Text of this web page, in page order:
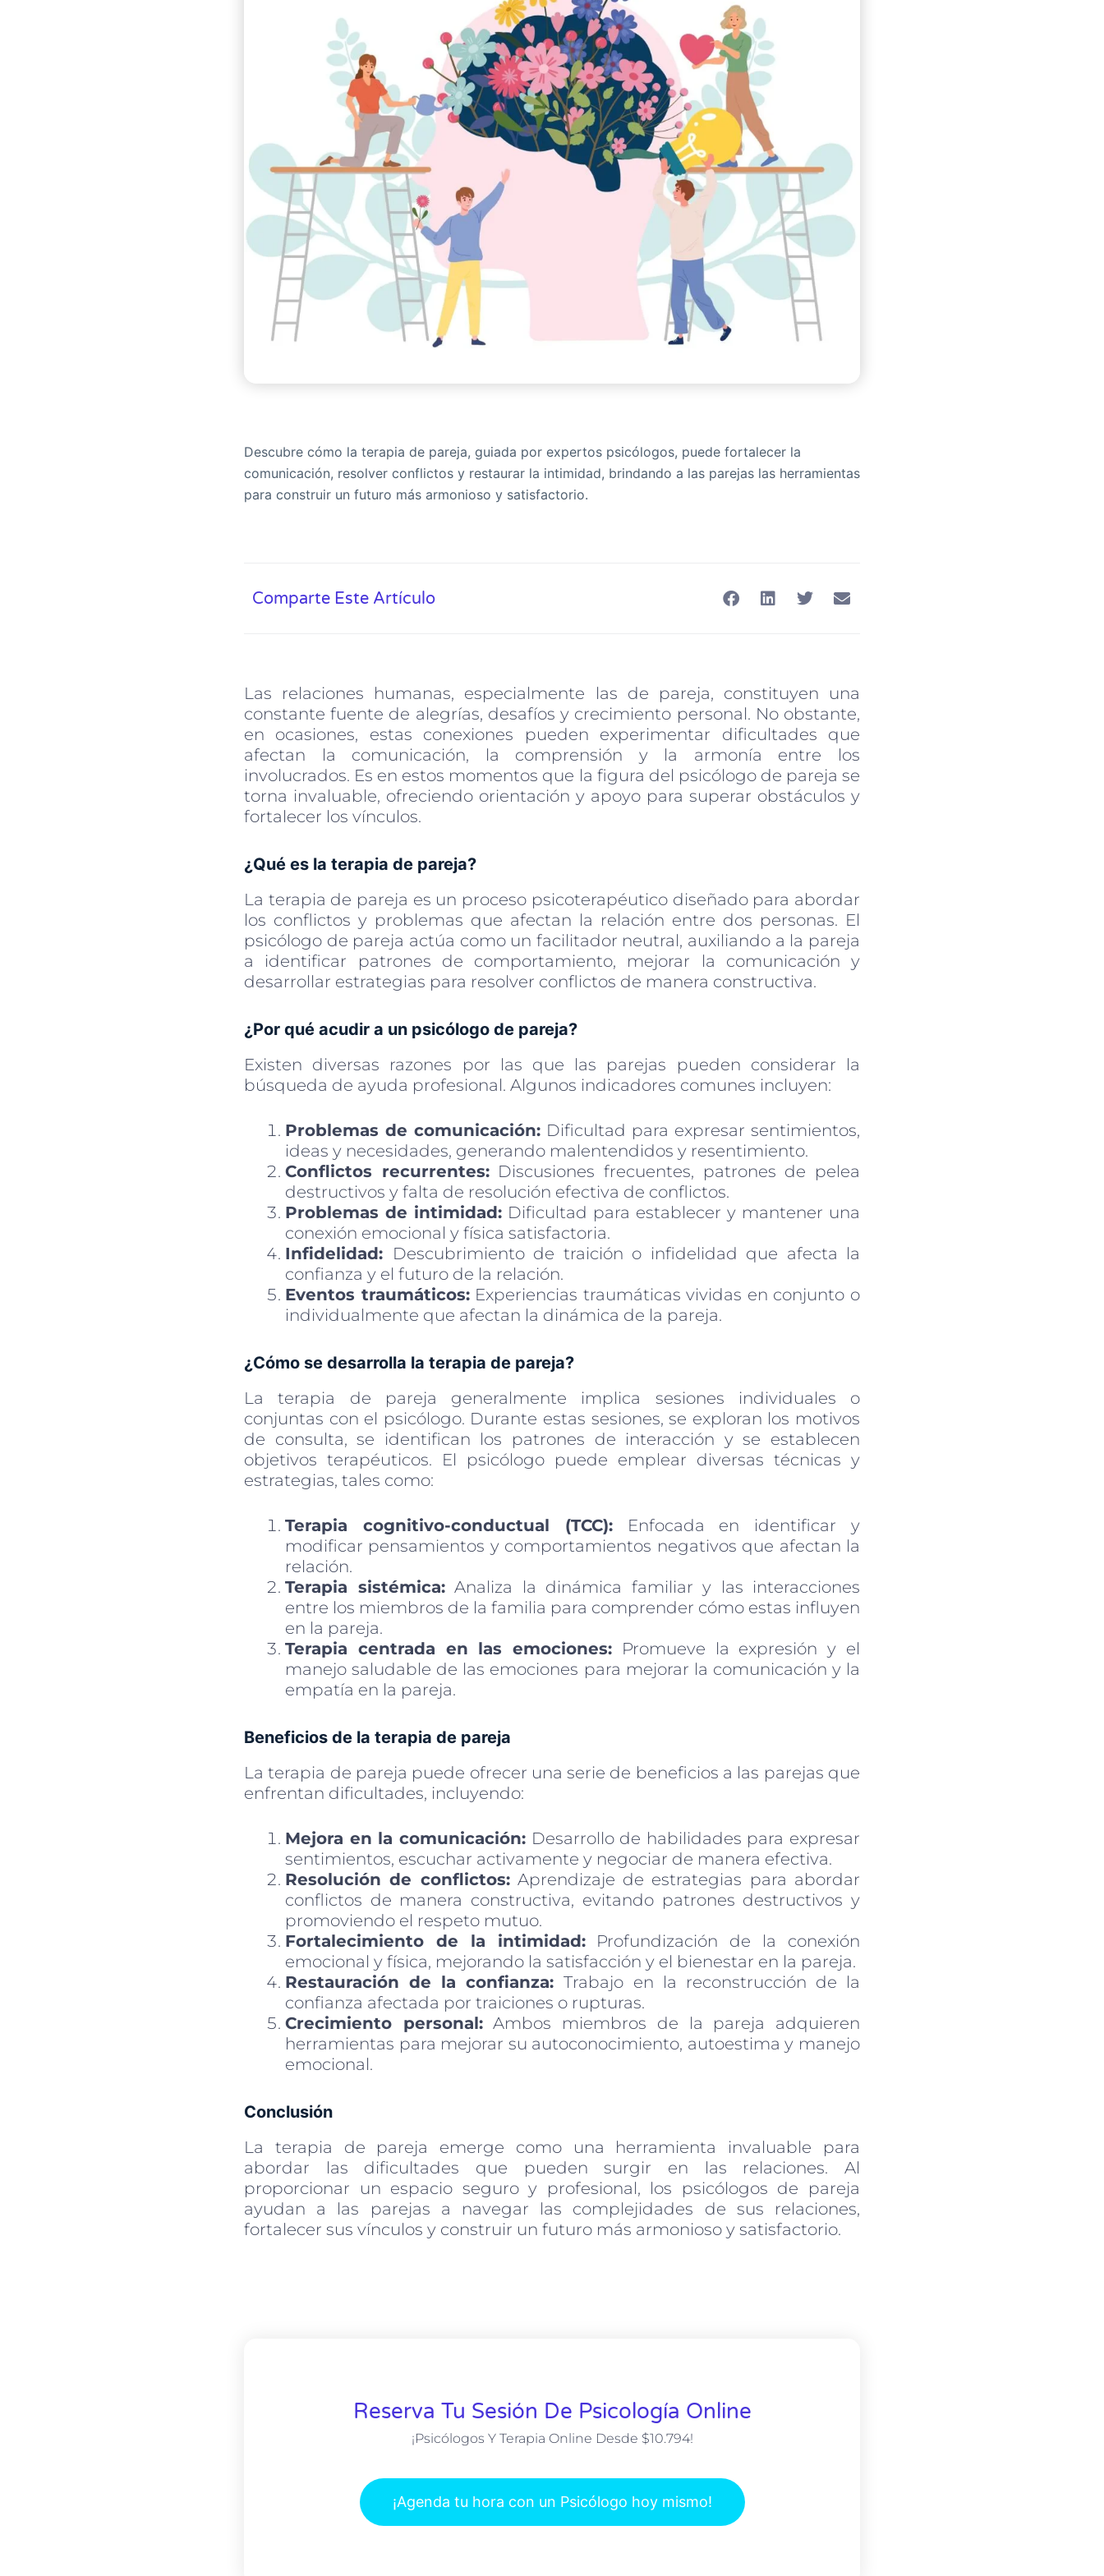
Descubre cómo la terapia de pareja, guiada por expertos psicólogos, puede fortalecer la
comunicación, resolver conflictos y restaurar la intimidad, brindando a las parejas las herramientas
para construir un futuro más armonioso y satisfactorio.
Comparte Este Artículo
Las relaciones humanas, especialmente las de pareja, constituyen una
constante fuente de alegrías, desafíos y crecimiento personal. No obstante,
en ocasiones, estas conexiones pueden experimentar dificultades que
afectan la comunicación, la comprensión y la armonía entre los
involucrados. Es en estos momentos que la figura del psicólogo de pareja se
torna invaluable, ofreciendo orientación y apoyo para superar obstáculos y
fortalecer los vínculos.
¿Qué es la terapia de pareja?
La terapia de pareja es un proceso psicoterapéutico diseñado para abordar
los conflictos y problemas que afectan la relación entre dos personas. El
psicólogo de pareja actúa como un facilitador neutral, auxiliando a la pareja
a identificar patrones de comportamiento, mejorar la comunicación y
desarrollar estrategias para resolver conflictos de manera constructiva.
¿Por qué acudir a un psicólogo de pareja?
Existen diversas razones por las que las parejas pueden considerar la
búsqueda de ayuda profesional. Algunos indicadores comunes incluyen:
Problemas de comunicación: Dificultad para expresar sentimientos,
ideas y necesidades, generando malentendidos y resentimiento.
Conflictos recurrentes:Discusiones frecuentes, patrones de pelea
destructivos y falta de resolución efectiva de conflictos.
Problemas de intimidad: Dificultad para establecer y mantener una
conexión emocional y física satisfactoria.
Infidelidad: Descubrimiento de traición o infidelidad que afecta la
confianza y el futuro de la relación.
Eventos traumáticos:Experiencias traumáticas vividas en conjunto o
individualmente que afectan la dinámica de la pareja.
¿Cómo se desarrolla la terapia de pareja?
La terapia de pareja generalmente implica sesiones individuales o
conjuntas con el psicólogo. Durante estas sesiones, se exploran los motivos
de consulta, se identifican los patrones de interacción y se establecen
objetivos terapéuticos. El psicólogo puede emplear diversas técnicas y
estrategias, tales como:
Terapia cognitivo-conductual (TCC):Enfocada en identificar y
modificar pensamientos y comportamientos negativos que afectan la
relación.
Terapia sistémica:Analiza la dinámica familiar y las interacciones
entre los miembros de la familia para comprender cómo estas influyen
en la pareja.
Terapia centrada en las emociones: Promueve la expresión y el
manejo saludable de las emociones para mejorar la comunicación y la
empatía en la pareja.
Beneficios de la terapia de pareja
La terapia de pareja puede ofrecer una serie de beneficios a las parejas que
enfrentan dificultades, incluyendo:
Mejora en la comunicación:Desarrollo de habilidades para expresar
sentimientos, escuchar activamente y negociar de manera efectiva.
Resolución de conflictos:Aprendizaje de estrategias para abordar
conflictos de manera constructiva, evitando patrones destructivos y
promoviendo el respeto mutuo.
Fortalecimiento de la intimidad:Profundización de la conexión
emocional y física, mejorando la satisfacción y el bienestar en la pareja.
Restauración de la confianza:Trabajo en la reconstrucción de la
confianza afectada por traiciones o rupturas.
Crecimiento personal:Ambos miembros de la pareja adquieren
herramientas para mejorar su autoconocimiento, autoestima y manejo
emocional.
Conclusión
La terapia de pareja emerge como una herramienta invaluable para
abordar las dificultades que pueden surgir en las relaciones. Al
proporcionar un espacio seguro y profesional, los psicólogos de pareja
ayudan a las parejas a navegar las complejidades de sus relaciones,
fortalecer sus vínculos y construir un futuro más armonioso y satisfactorio.
Reserva Tu Sesión De Psicología Online
¡Psicólogos Y Terapia Online Desde $10.794!
¡Agenda tu hora con un Psicólogo hoy mismo!